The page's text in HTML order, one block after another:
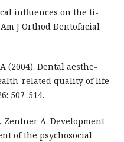
influences on the ti-
J Orthod Dentofacial
(2004). Dental aesthe-
related quality of life
507-514.
Zentner A. Development
of the psychosocial